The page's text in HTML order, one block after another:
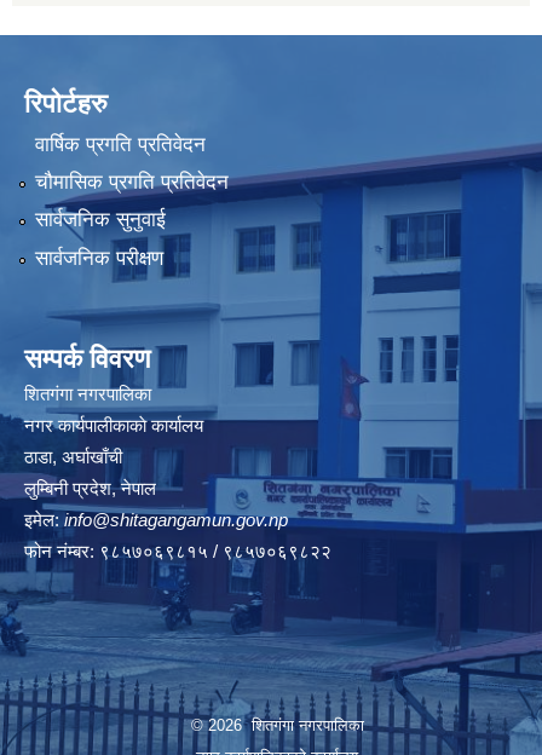
रिपोर्टहरु
वार्षिक प्रगति प्रतिवेदन
चौमासिक प्रगति प्रतिवेदन
सार्वजनिक सुनुवाई
सार्वजनिक परीक्षण
सम्पर्क विवरण
शितगंगा नगरपालिका
नगर कार्यपालीकाकाे कार्यालय
ठाडा, अर्घाखाँची
लुम्बिनी प्रदेश, नेपाल
इमेल: info@shitagangamun.gov.np
फोन नंम्बर: ९८५७०६९८१५ / ९८५७०६९८२२
© 2026 शितगंगा नगरपालिका